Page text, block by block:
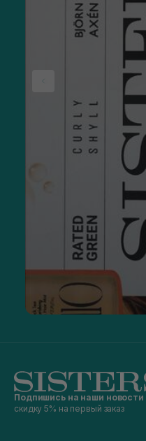
Подпишись на наши новости
скидку 5% на первый заказ